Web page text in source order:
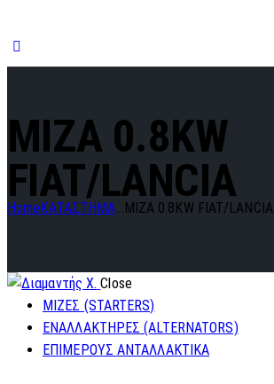
MIZA 0.8KW
FIAT/LANCIA
Home ΚΑΤΑΣΤΗΜΑ... MIZA 0.8KW FIAT/LANCIA
Close
ΜΙΖΕΣ (STARTERS)
ΕΝΑΛΛΑΚΤΗΡΕΣ (ALTERNATORS)
ΕΠΙΜΕΡΟΥΣ ΑΝΤΑΛΛΑΚΤΙΚΑ